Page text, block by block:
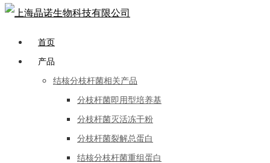
首页
产品
结核分枝杆菌相关产品
分枝杆菌即用型培养基
分枝杆菌灭活冻干粉
分枝杆菌裂解总蛋白
结核分枝杆菌重组蛋白